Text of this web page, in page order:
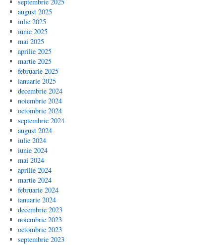
august 2025
iulie 2025
iunie 2025
mai 2025
aprilie 2025
martie 2025
februarie 2025
ianuarie 2025
decembrie 2024
noiembrie 2024
octombrie 2024
septembrie 2024
august 2024
iulie 2024
iunie 2024
mai 2024
aprilie 2024
martie 2024
februarie 2024
ianuarie 2024
decembrie 2023
noiembrie 2023
octombrie 2023
septembrie 2023